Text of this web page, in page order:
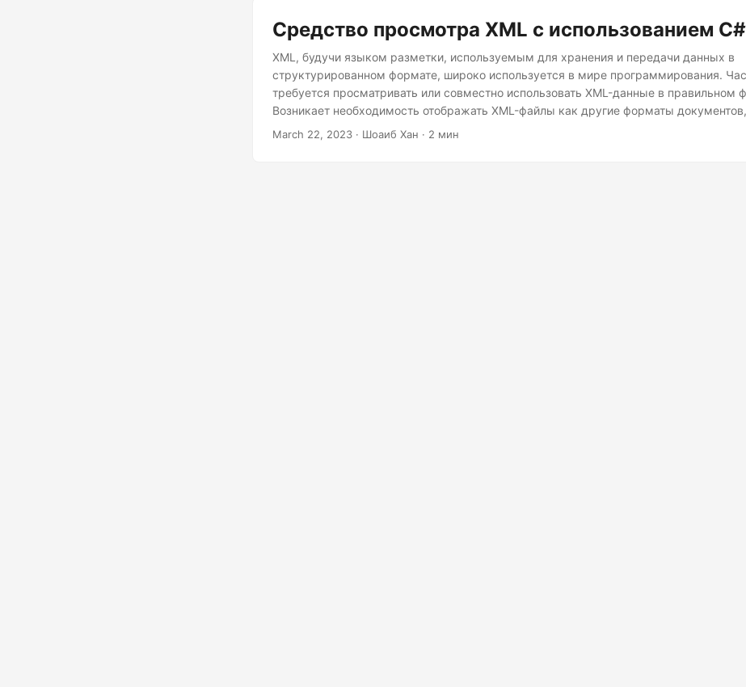
Средство просмотра XML с использованием C#
XML, будучи языком разметки, используемым для хранения и передачи данных в
структурированном формате, широко используется в мире программирования.
требуется просматривать или совместно использовать XML-данные в правильном
Возникает необходимость отображать XML-файлы как другие форматы
PDF, JPG, PNG или HTML. В этой статье объясняется основной способ просмотра
March 22, 2023 · Шоаиб Хан · 2 мин